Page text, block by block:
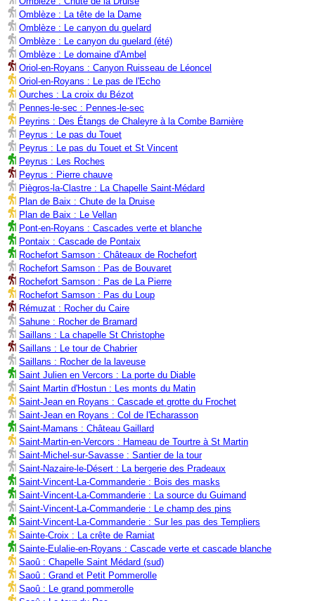
Omblèze : La tête de la Dame
Omblèze : Le canyon du guelard
Omblèze : Le canyon du guelard (été)
Omblèze : Le domaine d'Ambel
Oriol-en-Royans : Canyon Ruisseau de Léoncel
Oriol-en-Royans : Le pas de l'Echo
Ourches : La croix du Bézot
Pennes-le-sec : Pennes-le-sec
Peyrins : Des Étangs de Chaleyre à la Combe Barnière
Peyrus : Le pas du Touet
Peyrus : Le pas du Touet et St Vincent
Peyrus : Les Roches
Peyrus : Pierre chauve
Piègros-la-Clastre : La Chapelle Saint-Médard
Plan de Baix : Chute de la Druise
Plan de Baix : Le Vellan
Pont-en-Royans : Cascades verte et blanche
Pontaix : Cascade de Pontaix
Rochefort Samson : Châteaux de Rochefort
Rochefort Samson : Pas de Bouvaret
Rochefort Samson : Pas de La Pierre
Rochefort Samson : Pas du Loup
Rémuzat : Rocher du Caire
Sahune : Rocher de Bramard
Saillans : La chapelle St Christophe
Saillans : Le tour de Chabrier
Saillans : Rocher de la laveuse
Saint Julien en Vercors : La porte du Diable
Saint Martin d'Hostun : Les monts du Matin
Saint-Jean en Royans : Cascade et grotte du Frochet
Saint-Jean en Royans : Col de l'Echarasson
Saint-Mamans : Château Gaillard
Saint-Martin-en-Vercors : Hameau de Tourtre à St Martin
Saint-Michel-sur-Savasse : Santier de la tour
Saint-Nazaire-le-Désert : La bergerie des Pradeaux
Saint-Vincent-La-Commanderie : Bois des masks
Saint-Vincent-La-Commanderie : La source du Guimand
Saint-Vincent-La-Commanderie : Le champ des pins
Saint-Vincent-La-Commanderie : Sur les pas des Templiers
Sainte-Croix : La crête de Ramiat
Sainte-Eulalie-en-Royans : Cascade verte et cascade blanche
Saoû : Chapelle Saint Médard (sud)
Saoû : Grand et Petit Pommerolle
Saoû : Le grand pommerolle